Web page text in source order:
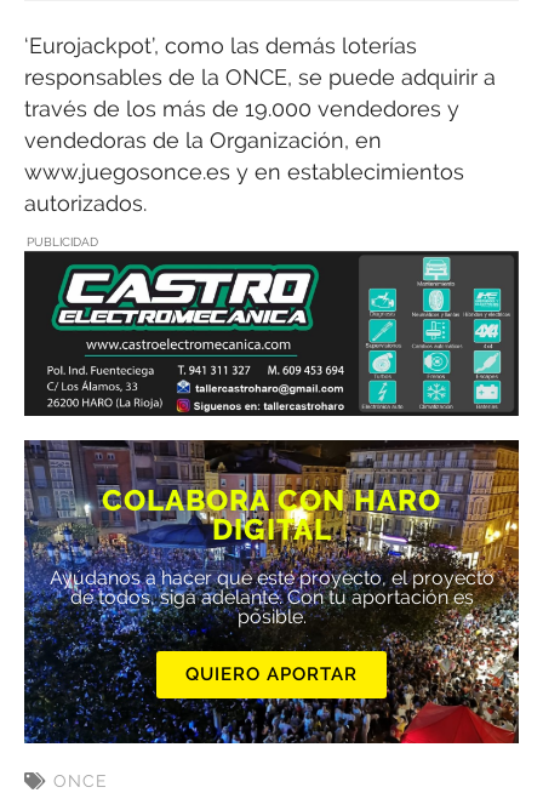
‘Eurojackpot’, como las demás loterías
responsables de la ONCE, se puede adquirir a
través de los más de 19.000 vendedores y
vendedoras de la Organización, en
www.juegosonce.es y en establecimientos
autorizados.
PUBLICIDAD
COLABORA CON HARO
DIGITAL
Ayúdanos a hacer que este proyecto, el proyecto
de todos, siga adelante. Con tu aportación es
posible.
QUIERO APORTAR
ONCE